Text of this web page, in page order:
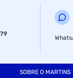
máscaras e luvas
SAC 0800 704
SOBRE O MARTINS